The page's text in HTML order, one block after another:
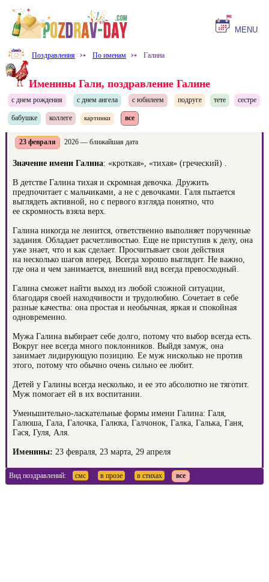
MENU
Поздравления ⤐ По именам ⤐ Галина
Именины Гали, поздравление Галине
с днем рождения с днем ангела с юбилеем подруге тете сестре
бабушке коллеге картинки все
23 февраля 2026 — ближайшая дата
Значение имени Галина: «кроткая», «тихая» (греческий) .
В детстве Галина тихая и скромная девочка. Дружить
предпочитает с мальчиками, а не с девочками. Галя пытается
выглядеть активной, но с первого взгляда понятно, что
ее скромность взяла верх.
Галина никогда не ленится, ответственно выполняет порученные
задания. Обладает расчетливостью. Еще не приступив к делу, она
уже знает, что и как сделает. Просчитывает свои действия
на несколько шагов вперед. Всегда хорошо выглядит. Не важно,
где она и чем занимается, внешний вид всегда превосходный.
Галина сможет найти выход из любой сложной ситуации,
благодаря своей находчивости и трудолюбию. Сочетает в себе
разные качества: она простая и необычная, яркая и спокойная
одновременно.
Мужа Галина выбирает себе долго, потому что выбор всегда есть.
Вокруг нее всегда много поклонников. Выйдя замуж, она
занимает лидирующую позицию. Ее муж нисколько не против
этого, потому что обычно очень сильно ее любит.
Детей у Галины всегда несколько, и ее это абсолютно не тяготит.
Муж помогает ей в их воспитании.
Уменьшительно-ласкательные формы имени Галина: Галя,
Галюша, Гала, Галочка, Галюха, Галчонок, Галка, Галька, Ганя,
Гася, Гуля, Аля.
Именины: 23 февраля, 23 марта, 29 апреля
Вид поздравлений: смс в прозе в стихах все